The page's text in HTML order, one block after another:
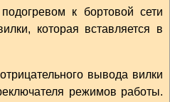
к бортовой сети
которая вставляется в
вывода вилки
режимов работы.